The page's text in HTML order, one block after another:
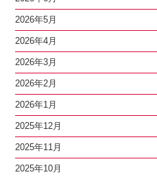
2026年5月
2026年4月
2026年3月
2026年2月
2026年1月
2025年12月
2025年11月
2025年10月